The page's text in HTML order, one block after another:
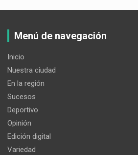
Menú de navegación
Inicio
Nuestra ciudad
En la región
Sucesos
Deportivo
Opinión
Edición digital
Variedad